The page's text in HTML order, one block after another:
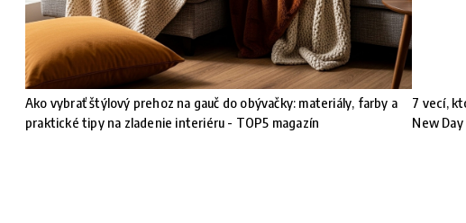
Ako vybrať štýlový prehoz na gauč do obývačky: materiály, farby a
praktické tipy na zladenie interiéru - TOP5 magazín
7 vecí,
New Day